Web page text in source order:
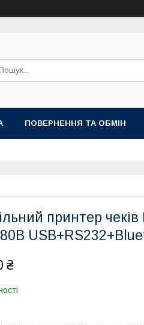
ПОВЕРНЕННЯ ТА ОБМІН
принтер чеків
₴